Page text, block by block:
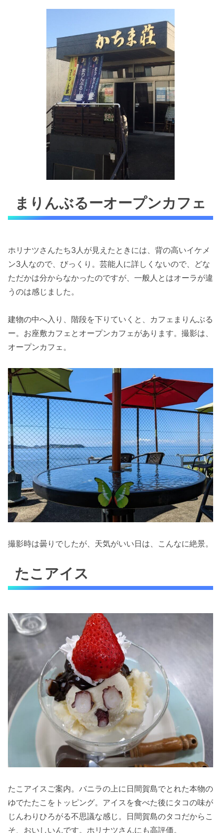
まりんぶるーオープンカフェ
ホリナツさんたち3人が見えたときには、背の高いイケメ
ン3人なので、びっくり。芸能人に詳しくないので、どな
ただかは分からなかったのですが、一般人とはオーラが違
うのは感じました。
建物の中へ入り、階段を下りていくと、カフェまりんぶる
ー。お座敷カフェとオープンカフェがあります。撮影は、
オープンカフェ。
撮影時は曇りでしたが、天気がいい日は、こんなに絶景。
たこアイス
たこアイスご案内。バニラの上に日間賀島でとれた本物の
ゆでたたこをトッピング。アイスを食べた後にタコの味が
じんわりひろがる不思議な感じ。日間賀島のタコだからこ
そ、おいしいんです。ホリナツさんにも高評価。